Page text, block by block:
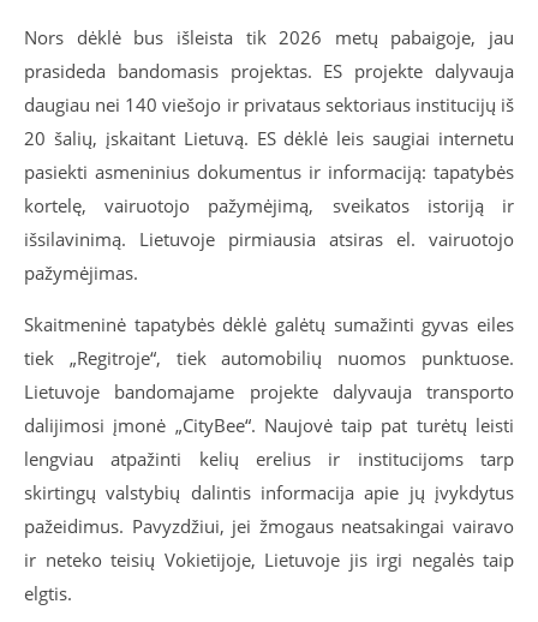
Nors dėklė bus išleista tik 2026 metų pabaigoje, jau
prasideda bandomasis projektas. ES projekte dalyvauja
daugiau nei 140 viešojo ir privataus sektoriaus institucijų iš
20 šalių, įskaitant Lietuvą. ES dėklė leis saugiai internetu
pasiekti asmeninius dokumentus ir informaciją: tapatybės
kortelę, vairuotojo pažymėjimą, sveikatos istoriją ir
išsilavinimą. Lietuvoje pirmiausia atsiras el. vairuotojo
pažymėjimas.
Skaitmeninė tapatybės dėklė galėtų sumažinti gyvas eiles
tiek „Regitroje“, tiek automobilių nuomos punktuose.
Lietuvoje bandomajame projekte dalyvauja transporto
dalijimosi įmonė „CityBee“. Naujovė taip pat turėtų leisti
lengviau atpažinti kelių erelius ir institucijoms tarp
skirtingų valstybių dalintis informacija apie jų įvykdytus
pažeidimus. Pavyzdžiui, jei žmogaus neatsakingai vairavo
ir neteko teisių Vokietijoje, Lietuvoje jis irgi negalės taip
elgtis.